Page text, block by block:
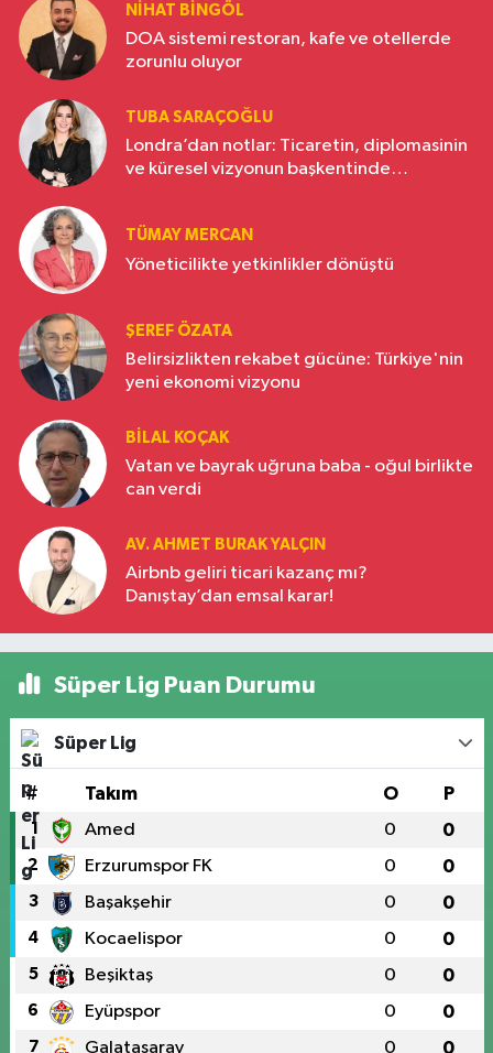
NIHAT BINGÖL
DOA sistemi restoran, kafe ve otellerde
zorunlu oluyor
TUBA SARAÇOĞLU
Londra’dan notlar: Ticaretin, diplomasinin
ve küresel vizyonun başkentinde
TÜMAY MERCAN
Yöneticilikte yetkinlikler dönüştü
ŞEREF ÖZATA
Belirsizlikten rekabet gücüne: Türkiye'nin
yeni ekonomi vizyonu
BILAL KOÇAK
Vatan ve bayrak uğruna baba - oğul birlikte
can verdi
AV. AHMET BURAK YALÇIN
Airbnb geliri ticari kazanç mı?
Danıştay’dan emsal karar!
Süper Lig Puan Durumu
Süper Lig
# Takım O P
1 Amed 0 0
2 Erzurumspor FK 0 0
3 Başakşehir 0 0
4 Kocaelispor 0 0
5 Beşiktaş 0 0
6 Eyüpspor 0 0
7 Galatasaray 0 0